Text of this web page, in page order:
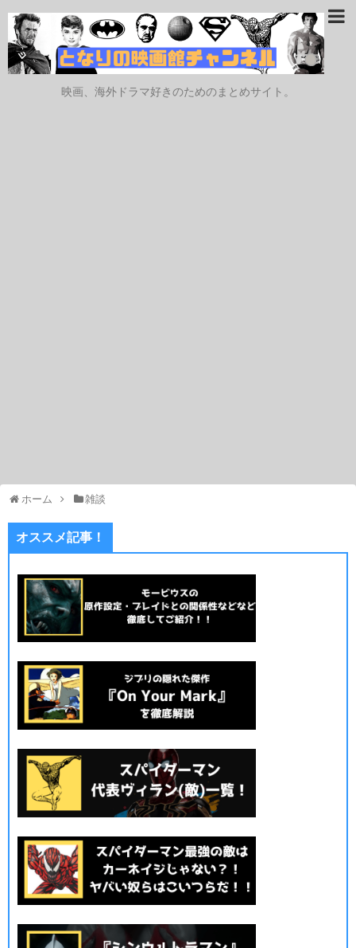
映画、海外ドラマ好きのためのまとめサイト。
ホーム 雑談
オススメ記事！